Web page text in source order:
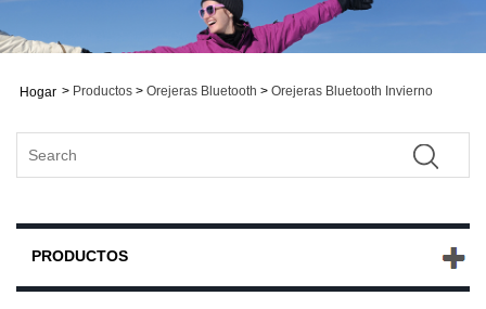
Hogar > Productos > Orejeras Bluetooth > Orejeras Bluetooth Invierno
PRODUCTOS